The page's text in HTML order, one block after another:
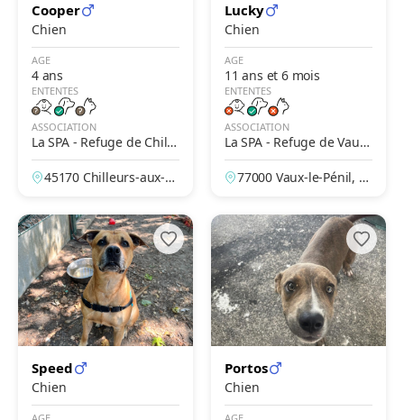
Cooper
Chien
AGE
4 ans
ENTENTES
ASSOCIATION
La SPA - Refuge de Chille
urs-Aux-Bois – Le Moulin
d'en Haut
45170 Chilleurs-aux-B
Lucky
Chien
AGE
11 ans et 6 mois
ENTENTES
ASSOCIATION
La SPA - Refuge de Vaux-
Le-Penil
77000 Vaux-le-Pénil, S
Speed
Chien
Portos
Chien